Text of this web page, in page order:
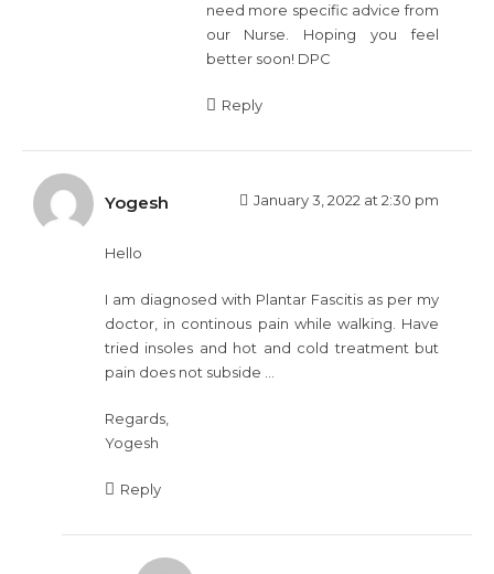
need more specific advice from
our Nurse. Hoping you feel
better soon! DPC
Reply
Yogesh January 3, 2022 at 2:30 pm
Hello
I am diagnosed with Plantar Fascitis as per my
doctor, in continous pain while walking. Have
tried insoles and hot and cold treatment but
pain does not subside …
Regards,
Yogesh
Reply